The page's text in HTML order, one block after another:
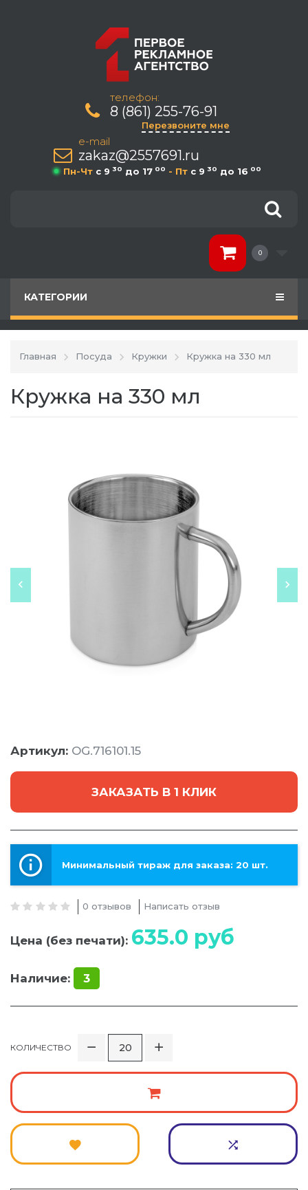
телефон:
8 (861) 255-76-91
Перезвоните мне
e-mail
zakaz@2557691.ru
Пн-Чт c 9 30 до 17 00 - Пт c 9 30 до 16 00
0
КАТЕГОРИИ
Главная Посуда Кружки Кружка на 330 мл
Кружка на 330 мл
Артикул: OG.716101.15
ЗАКАЗАТЬ В 1 КЛИК
Минимальный тираж для заказа: 20 шт.
0 отзывов Написать отзыв
Цена (без печати): 635.0 руб
Наличие: 3
КОЛИЧЕСТВО